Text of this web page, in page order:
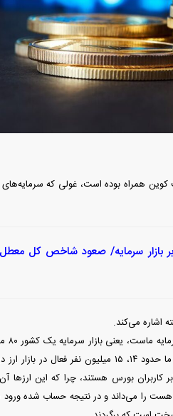
کوین همراه بوده است، غولی که
سرمایه/ صعود شاخص کل
دهم بیت کوین است. نکته دوم این است که طبق آخرین آمار‌ها ما حدود
میلیون نفر! یعنی کاربران ارز دیجییتال در ایران ۳۰ برابر کاربران بورس
را می‌داند و در نتیجه حساب شده